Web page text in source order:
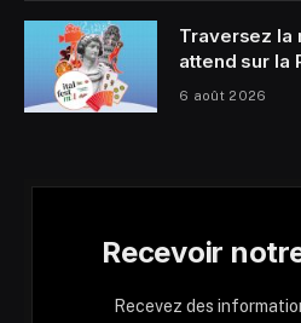
Traversez
attend sur la
6 août 2026
Recevoir
Recevez des